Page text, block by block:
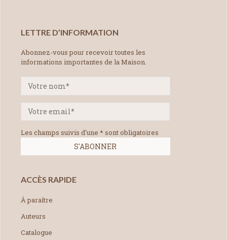
LETTRE D’INFORMATION
Abonnez-vous pour recevoir toutes les
informations importantes de la Maison.
Les champs suivis d'une * sont obligatoires
ACCÈS RAPIDE
À paraître
Auteurs
Catalogue